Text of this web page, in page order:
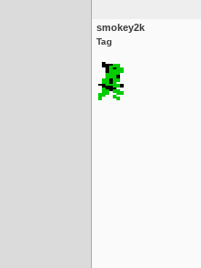
smokey2k
Tag